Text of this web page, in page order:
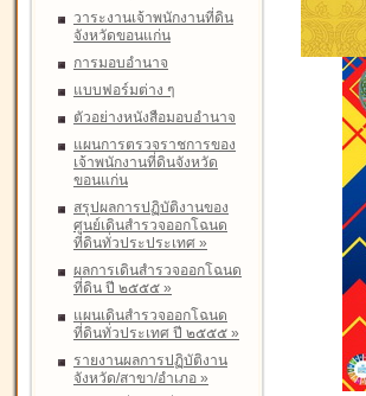
วาระงานเจ้าพนักงานที่ดิน
จังหวัดขอนแก่น
การมอบอำนาจ
แบบฟอร์มต่าง ๆ
ตัวอย่างหนังสือมอบอำนาจ
แผนการตรวจราชการของ
เจ้าพนักงานที่ดินจังหวัด
ขอนแก่น
สรุปผลการปฏิบัติงานของ
ศูนย์เดินสำรวจออกโฉนด
ที่ดินทั่วประประเทศ »
ผลการเดินสำรวจออกโฉนด
ที่ดิน ปี ๒๕๕๕ »
แผนเดินสำรวจออกโฉนด
ที่ดินทั่วประเทศ ปี ๒๕๕๕ »
รายงานผลการปฏิบัติงาน
จังหวัด/สาขา/อำเภอ »